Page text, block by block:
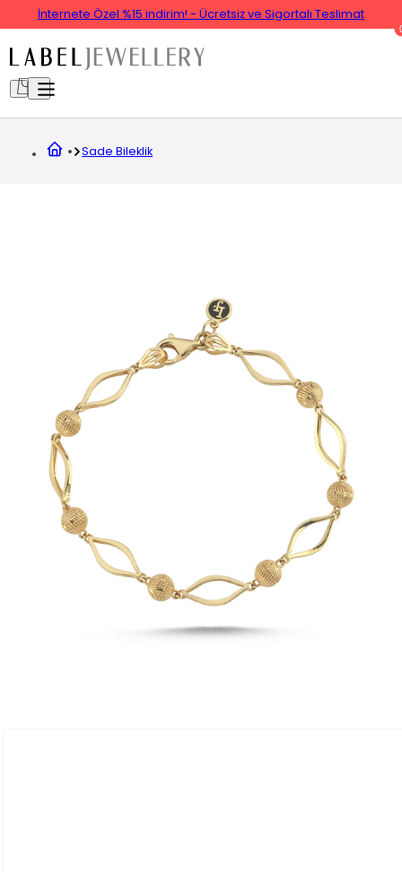
İnternete Özel %15 indirim! - Ücretsiz ve Sigortalı Teslimat
Sade Bileklik